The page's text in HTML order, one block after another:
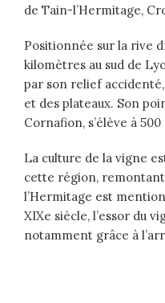
de Tain-l’Hermitage,
Positionnée sur la rive
kilomètres au sud de
par son relief
et des plateaux. Son
Cornafion, s’élève à
La culture de la vigne
cette région, remontant
l’Hermitage est
XIXe siècle, l’essor du
notamment grâce à